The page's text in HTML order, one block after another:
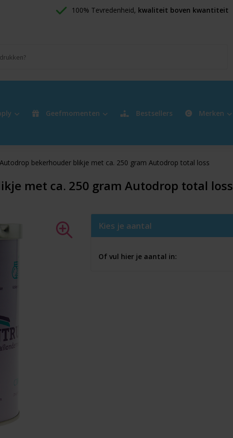
100% Tevredenheid, kwaliteit boven kwantiteit
Geefmomenten Bestsellers Merken
Autodrop bekerhouder blikje met ca. 250 gram Autodrop total loss
met ca. 250 gram Autodrop total loss
Kies je aantal
Of vul hier je aantal in: